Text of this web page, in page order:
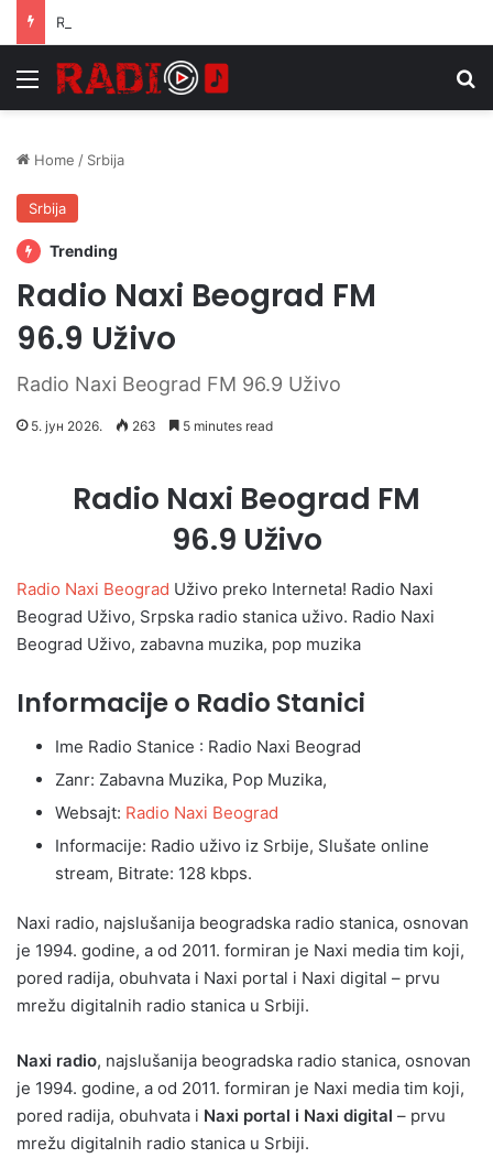
Radio S Južni
Menu
Home / Srbija
Srbija
Trending
Radio Naxi Beograd FM
96.9 Uživo
Radio Naxi Beograd FM 96.9 Uživo
5. јун 2026. 263 5 minutes read
Radio Naxi Beograd FM
96.9 Uživo
Radio Naxi Beograd Uživo preko Interneta! Radio Naxi
Beograd Uživo, Srpska radio stanica uživo. Radio Naxi
Beograd Uživo, zabavna muzika, pop muzika
Informacije o Radio Stanici
Ime Radio Stanice : Radio Naxi Beograd
Zanr: Zabavna Muzika, Pop Muzika,
Websajt: Radio Naxi Beograd
Informacije: Radio uživo iz Srbije, Slušate online
stream, Bitrate: 128 kbps.
Naxi radio, najslušanija beogradska radio stanica, osnovan
je 1994. godine, a od 2011. formiran je Naxi media tim koji,
pored radija, obuhvata i Naxi portal i Naxi digital – prvu
mrežu digitalnih radio stanica u Srbiji.
Naxi radio, najslušanija beogradska radio stanica, osnovan
je 1994. godine, a od 2011. formiran je Naxi media tim koji,
pored radija, obuhvata i Naxi portal i Naxi digital – prvu
mrežu digitalnih radio stanica u Srbiji.